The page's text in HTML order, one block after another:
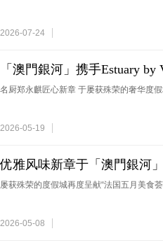
2026-07-24
「澳門銀河」携手Estuary
名厨郑永麒匠心新章 于屡获殊荣的奢华度
2026-05-19
优雅风味新章于「澳門銀河
屡获殊荣的度假城再度呈献“法国五月美食
2026-05-08